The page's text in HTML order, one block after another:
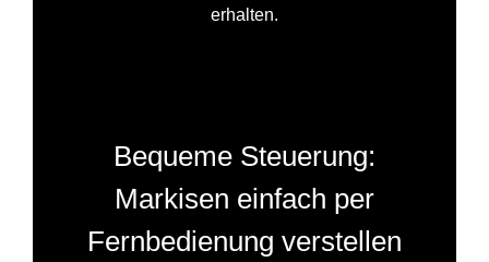
erhalten.
Bequeme Steuerung:
Markisen einfach per
Fernbedienung verstellen